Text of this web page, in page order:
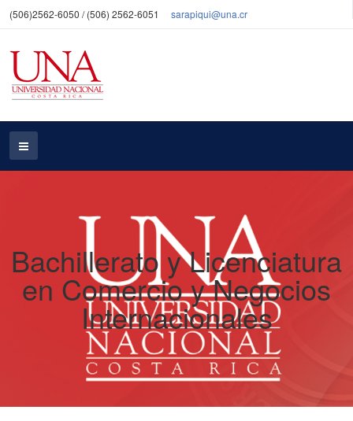
(506)2562-6050 / (506) 2562-6051 sarapiqui@una.cr
Bachillerato y Licenciatura
en Comercio y Negocios
Internacionales